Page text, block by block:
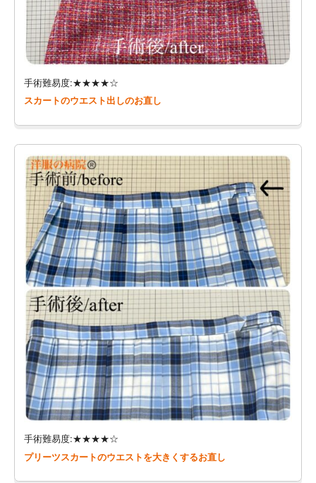
手術難易度:★★★★☆
スカートのウエスト出しのお直し
手術難易度:★★★★☆
プリーツスカートのウエストを大きくするお直し